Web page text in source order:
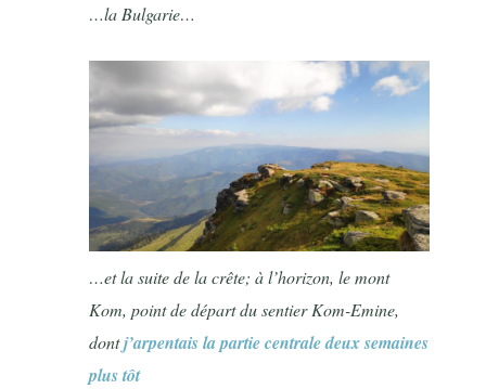
…la Bulgarie…
…et la suite de la crête; à l’horizon, le mont
Kom, point de départ du sentier Kom-Emine,
dontj’arpentais la partie centrale deux semaines
plus tôt